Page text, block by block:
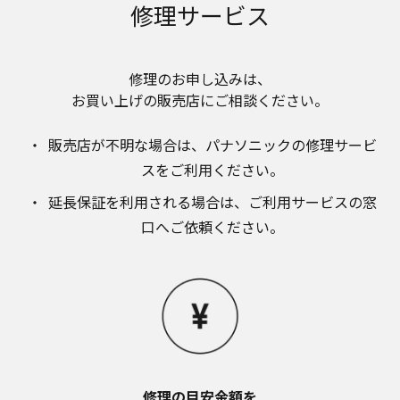
修理サービス
修理のお申し込みは、​
お買い上げの販売店にご相談ください。​
販売店が不明な場合は、​パナソニックの修理サービ
スをご利用ください。​
延長保証を利用される場合は、​ご利用サービスの窓
口へご依頼ください。